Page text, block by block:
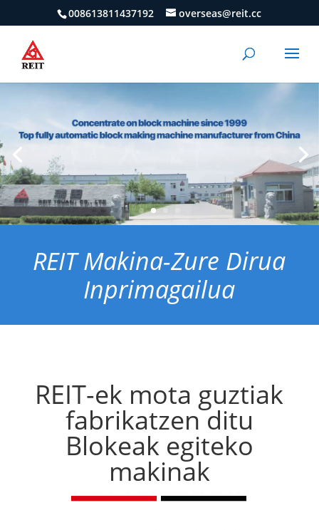
008613811437192 overseas@reit.cc
REIT Makina-Zure Dirua
Inprimagailua
REIT-ek mota guztiak
fabrikatzen ditu
Blokeak egiteko
makinak